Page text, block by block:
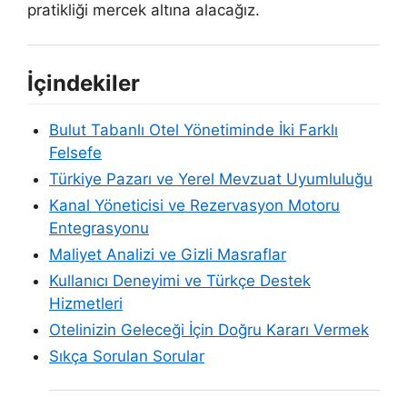
pratikliği mercek altına alacağız.
İçindekiler
Bulut Tabanlı Otel Yönetiminde İki Farklı
Felsefe
Türkiye Pazarı ve Yerel Mevzuat Uyumluluğu
Kanal Yöneticisi ve Rezervasyon Motoru
Entegrasyonu
Maliyet Analizi ve Gizli Masraflar
Kullanıcı Deneyimi ve Türkçe Destek
Hizmetleri
Otelinizin Geleceği İçin Doğru Kararı Vermek
Sıkça Sorulan Sorular